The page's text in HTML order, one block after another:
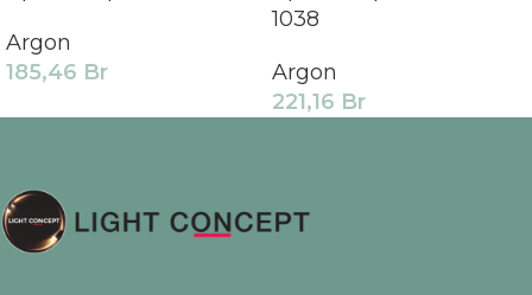
Argon
185,46 Br
1038
Argon
221,16 Br